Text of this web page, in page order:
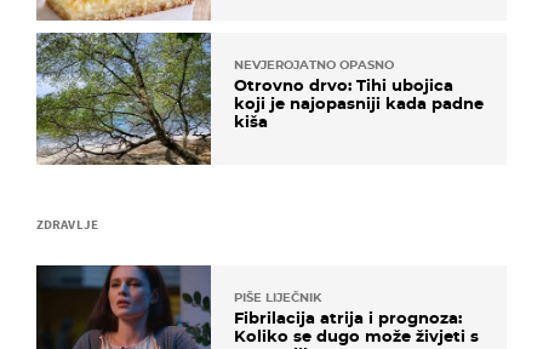
ZDRAVLJE
PIŠE LIJEČNIK
Fibrilacija atrija i prognoza:
Koliko se dugo može živjeti s
NEVJEROJATNO OPASNO
Otrovno drvo: Tihi ubojica
koji je najopasniji kada padne
kiša